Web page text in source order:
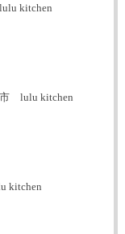
kitchen
lulu kitchen
kitchen